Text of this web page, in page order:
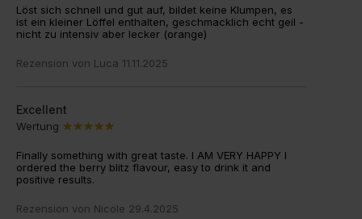
Löst sich schnell und gut auf, bildet keine Klumpen, es
ist ein kleiner Löffel enthalten, geschmacklich echt geil -
nicht zu intensiv aber lecker (orange)
Rezension von Luca 11.11.2025
Excellent
Wertung
Finally something with great taste. I AM VERY HAPPY I
ordered the berry blitz flavour, easy to drink it and
positive results.
Rezension von Nicole 29.4.2025